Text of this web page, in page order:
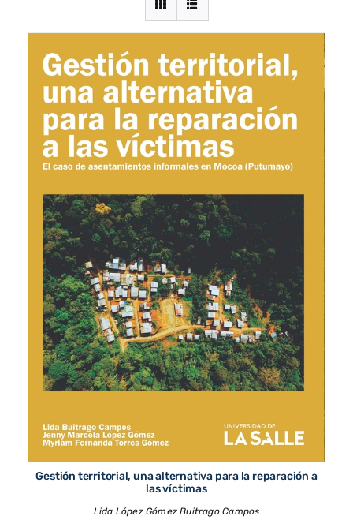
Gestión territorial, una alternativa para la reparación a
las víctimas
Lida López Gómez Buitrago Campos